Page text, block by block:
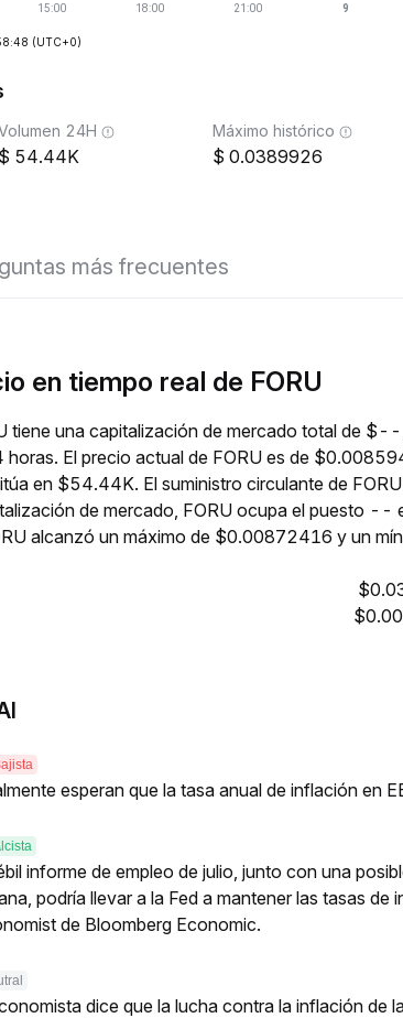
(UTC+0)
24H
54.44K
Máximo histórico
0.0389926
más frecuentes
en tiempo real de FORU
tiene una capitalización de mercado total de
El precio actual de FORU es de
en $54.44K. El suministro circulante de
de mercado, FORU ocupa el puesto --
alcanzó un máximo de $0.00872416 y un
esperan que la tasa anual de inflación en
informe de empleo de julio, junto con una
podría llevar a la Fed a mantener las tasas de
de Bloomberg Economic.
dice que la lucha contra la inflación de